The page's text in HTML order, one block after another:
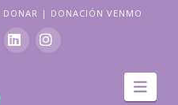
DONAR | DONACIÓN VENMO